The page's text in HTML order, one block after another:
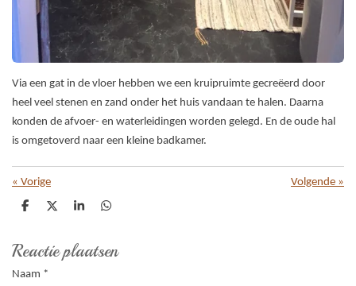
Via een gat in de vloer hebben we een kruipruimte gecreëerd door
heel veel stenen en zand onder het huis vandaan te halen. Daarna
konden de afvoer- en waterleidingen worden gelegd. En de oude hal
is omgetoverd naar een kleine badkamer.
« Vorige Volgende »
D
n
D
l
S
r
e
D
n
Reactie plaatsen
Naam *